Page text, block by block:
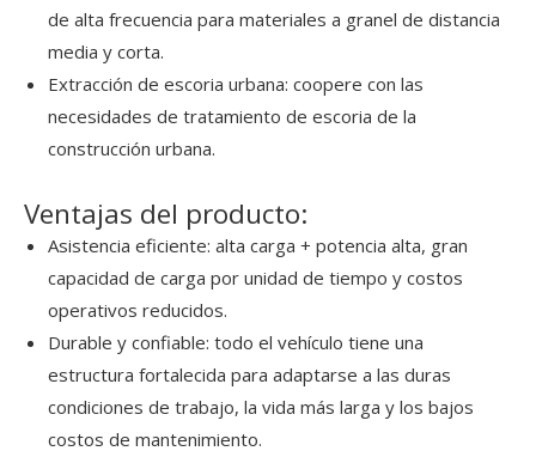
de alta frecuencia para materiales a granel de distancia
media y corta.
Extracción de escoria urbana: coopere con las
necesidades de tratamiento de escoria de la
construcción urbana.
Ventajas del producto:
Asistencia eficiente: alta carga + potencia alta, gran
capacidad de carga por unidad de tiempo y costos
operativos reducidos.
Durable y confiable: todo el vehículo tiene una
estructura fortalecida para adaptarse a las duras
condiciones de trabajo, la vida más larga y los bajos
costos de mantenimiento.